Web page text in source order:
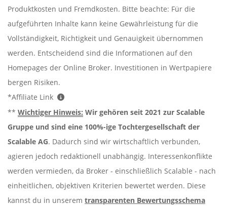
Produktkosten und Fremdkosten. Bitte beachte: Für die
aufgeführten Inhalte kann keine Gewährleistung für die
Vollständigkeit, Richtigkeit und Genauigkeit übernommen
werden. Entscheidend sind die Informationen auf den
Homepages der Online Broker. Investitionen in Wertpapiere
bergen Risiken.
*Affiliate Link
** Wichtiger Hinweis: Wir gehören seit 2021 zur Scalable
Gruppe und sind eine 100%-ige Tochtergesellschaft der
Scalable AG. Dadurch sind wir wirtschaftlich verbunden,
agieren jedoch redaktionell unabhängig. Interessenkonflikte
werden vermieden, da Broker - einschließlich Scalable - nach
einheitlichen, objektiven Kriterien bewertet werden. Diese
kannst du in unserem transparenten Bewertungsschema